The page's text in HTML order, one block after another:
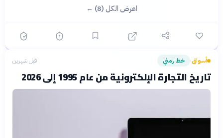
اعرض الكل (8) ←
أسواق› خط زمني قبل شهرين
تاريخ التجارة الإلكترونية من عام 1995 إلى 2026